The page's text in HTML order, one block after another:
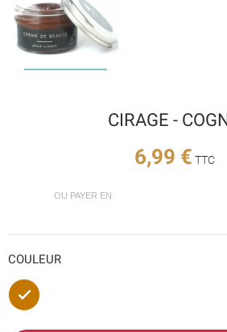
CIRAGE -
6,99 € TTC
OU PAYER EN
COULEUR
Marron